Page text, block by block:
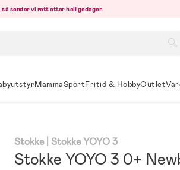
så sender vi rett etter helligedagen
MammaSportFritid & HobbyOutlet
Stokke | Stokke YOYO 3
Stokke YOYO 3 0+